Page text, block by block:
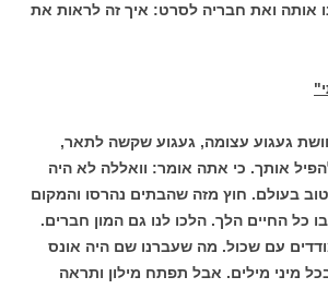
אותה ואת חבריה לסרט: איך זה לראות את
געגוע עצומה, געגוע שקשה לתאר,
אותך. כי אתה אומר: וואללה לא היה
טוב בעולם. חוץ מזה שהבתים נהרסו והמקום
כל החיים הלך. הלכו לנו גם המון חברים.
עם שכול. מה שעברנו שם היה אונס
מיני מילים. אבל תפתח מילון ותראה